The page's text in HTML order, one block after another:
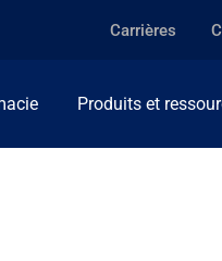
Carrières
Produits et